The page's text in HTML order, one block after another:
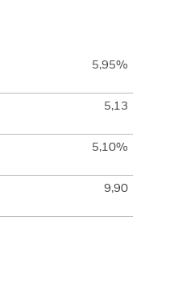
5,95%
5,13
5,10%
9,90